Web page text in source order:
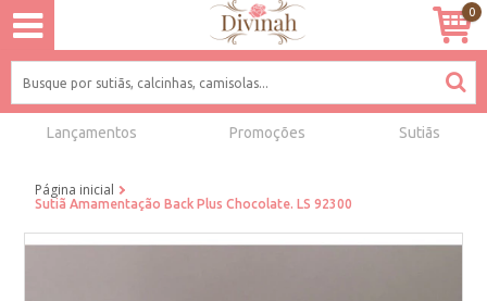
0
Lançamentos Promoções Sutiãs
Página inicial
Sutiã Amamentação Back Plus Chocolate. LS 92300